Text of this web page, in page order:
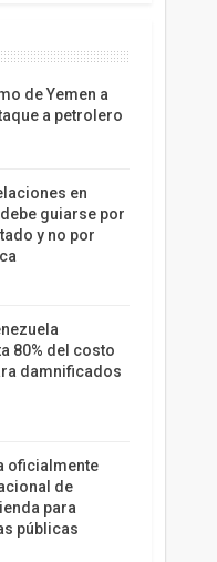
de Yemen a
a petrolero
en
guiarse por
y no por
80% del costo
damnificados
oficialmente
de
para
públicas